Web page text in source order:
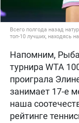
Всего полгода назад
топ-10 лучших, находясь
Напомним,
турнира WTA
проиграла
занимает 17-е
наша
рейтинге